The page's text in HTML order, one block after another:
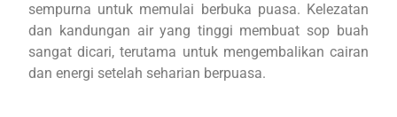
sempurna untuk memulai berbuka puasa. Kelezatan
dan kandungan air yang tinggi membuat sop buah
sangat dicari, terutama untuk mengembalikan cairan
dan energi setelah seharian berpuasa.